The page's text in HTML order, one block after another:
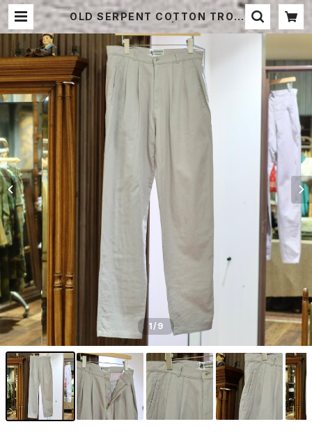
OLD SERPENT COTTON TROU
SERS ONE WASH | STRAYSHE
EP ONLINE
1/9